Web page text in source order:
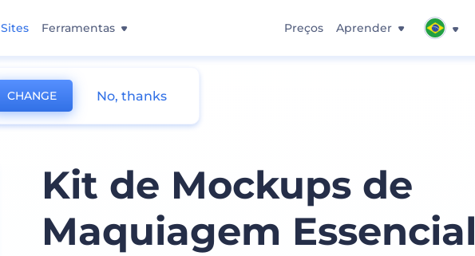
Sites Ferramentas Preços Aprender
Kit de Mockups de
Maquiagem Essencial
CHANGE No, thanks